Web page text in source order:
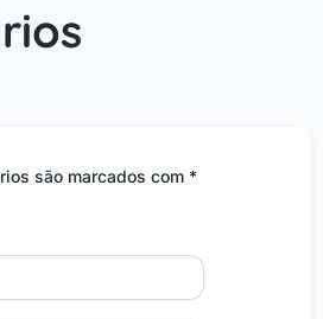
são marcados com *